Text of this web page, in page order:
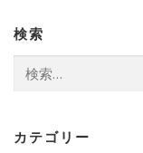
シ
ョ
検索
索:
カテゴリー